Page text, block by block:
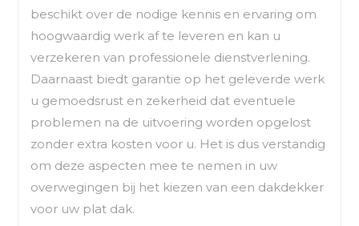
beschikt over de nodige kennis en ervaring om
hoogwaardig werk af te leveren en kan u
verzekeren van professionele dienstverlening.
Daarnaast biedt garantie op het geleverde werk
u gemoedsrust en zekerheid dat eventuele
problemen na de uitvoering worden opgelost
zonder extra kosten voor u. Het is dus verstandig
om deze aspecten mee te nemen in uw
overwegingen bij het kiezen van een dakdekker
voor uw plat dak.